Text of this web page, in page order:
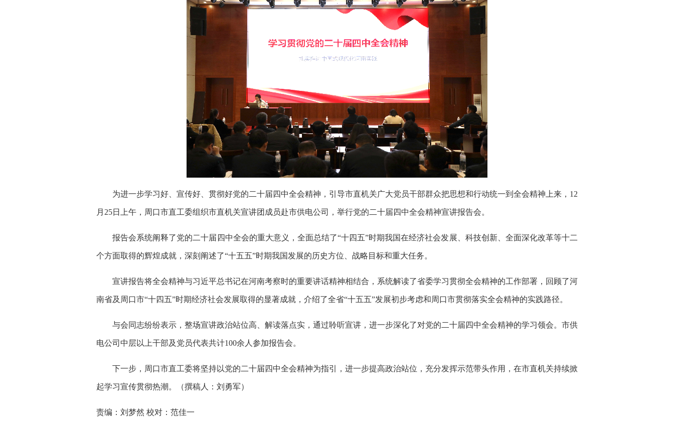
为进一步学习好、宣传好、贯彻好党的二十届四中全会精神，引导市直机关广大党员干部群众把思想和行动统一到全会精神上来，12
月25日上午，周口市直工委组织市直机关宣讲团成员赴市供电公司，举行党的二十届四中全会精神宣讲报告会。
报告会系统阐释了党的二十届四中全会的重大意义，全面总结了“十四五”时期我国在经济社会发展、科技创新、全面深化改革等十二
个方面取得的辉煌成就，深刻阐述了“十五五”时期我国发展的历史方位、战略目标和重大任务。
宣讲报告将全会精神与习近平总书记在河南考察时的重要讲话精神相结合，系统解读了省委学习贯彻全会精神的工作部署，回顾了河
南省及周口市“十四五”时期经济社会发展取得的显著成就，介绍了全省“十五五”发展初步考虑和周口市贯彻落实全会精神的实践路径。
与会同志纷纷表示，整场宣讲政治站位高、解读落点实，通过聆听宣讲，进一步深化了对党的二十届四中全会精神的学习领会。市供
电公司中层以上干部及党员代表共计100余人参加报告会。
下一步，周口市直工委将坚持以党的二十届四中全会精神为指引，进一步提高政治站位，充分发挥示范带头作用，在市直机关持续掀
起学习宣传贯彻热潮。 （撰稿人：刘勇军）
责编：刘梦然 校对：范佳一